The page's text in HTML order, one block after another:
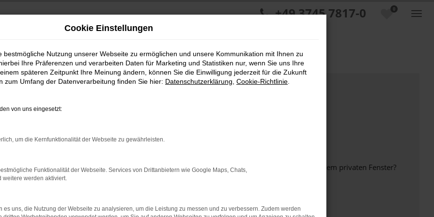
0
+49 3745 7817-0
bestimmter Seiten verhindern. Funktioniert die Seite in einem anderen Browser oder in einem privaten Fenster?
beheben.
auf dem neuesten Stand sind.
Cookie Einstellungen
bestmögliche Nutzung unserer Webseite zu ermöglichen und unsere Kommunikation mit Ihnen zu
Ihre Präferenzen und verarbeiten Daten für Marketing und Statistiken nur, wenn Sie uns Ihre
späteren Zeitpunkt Ihre Meinung ändern, können Sie die Einwilligung jederzeit für die Zukunft
zum Umfang der Datenverarbeitung finden Sie hier: Datenschutzerklärung Cookie-Richtlinie
von uns eingesetzt:
um die Kernfunktionalität der Webseite zu gewährleisten.
Funktionalität der Webseite. Services von Drittanbietern wie Google Maps, Chats,
weitere werden aktiviert.
es uns, die Nutzung der Webseite zu analysieren, um die Leistung zu messen und zu verbessern. Zudem werden